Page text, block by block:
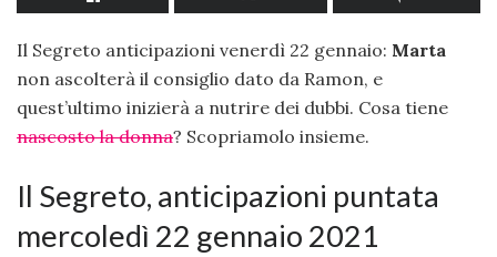
Il Segreto anticipazioni venerdì 22 gennaio: Marta
non ascolterà il consiglio dato da Ramon, e
quest’ultimo inizierà a nutrire dei dubbi. Cosa tiene
nascosto la donna? Scopriamolo insieme.
Il Segreto, anticipazioni puntata
mercoledì 22 gennaio 2021